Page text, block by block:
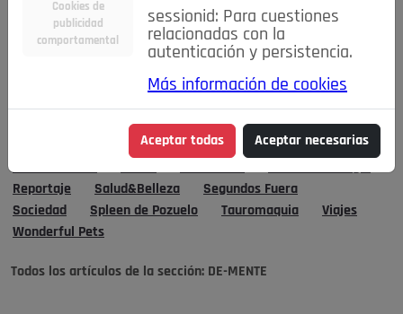
Consejos IN
Crónicas de una Rubia
Cultura
DEPORTES
De mente
Detrás de la mirada
El Mirador
Elecciones
Entrevistas Fiestas
Flamenco
La buena educación
Las Buenas
Las cosas claras
Lo que te dije
Moda&Belleza
Reportaje
Salud&Belleza
Segundos Fuera
Sociedad
Spleen de Pozuelo Tauromaquia
Viajes
Wonderful Pets
Todos los artículos de la sección: DE-MENTE
Cookies de
publicidad
comportamental
sessionid: Para cuestiones
relacionadas con la
autenticación y persistencia.
Más información de cookies
Aceptar todas Aceptar necesarias